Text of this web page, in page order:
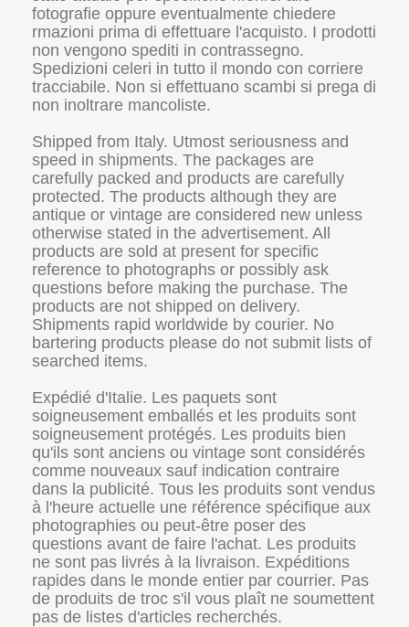
fotografie oppure eventualmente chiedere
rmazioni prima di effettuare l'acquisto. I prodotti
non vengono spediti in contrassegno.
Spedizioni celeri in tutto il mondo con corriere
tracciabile. Non si effettuano scambi si prega di
non inoltrare mancoliste.
Shipped from Italy. Utmost seriousness and
speed in shipments. The packages are
carefully packed and products are carefully
protected. The products although they are
antique or vintage are considered new unless
otherwise stated in the advertisement. All
products are sold at present for specific
reference to photographs or possibly ask
questions before making the purchase. The
products are not shipped on delivery.
Shipments rapid worldwide by courier. No
bartering products please do not submit lists of
searched items.
Expédié d'Italie. Les paquets sont
soigneusement emballés et les produits sont
soigneusement protégés. Les produits bien
qu'ils sont anciens ou vintage sont considérés
comme nouveaux sauf indication contraire
dans la publicité. Tous les produits sont vendus
à l'heure actuelle une référence spécifique aux
photographies ou peut-être poser des
questions avant de faire l'achat. Les produits
ne sont pas livrés à la livraison. Expéditions
rapides dans le monde entier par courrier. Pas
de produits de troc s'il vous plaît ne soumettent
pas de listes d'articles recherchés.